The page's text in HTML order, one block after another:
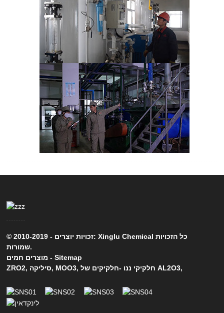
© זכויות יוצרים - 2010-2019: Xinglu Chemical כל הזכויות
שמורות.
מוצרים חמים -Sitemap
ZRO2, סיליקה, MOO3, חלקיקי ננו -חלקיקים של AL2O3,